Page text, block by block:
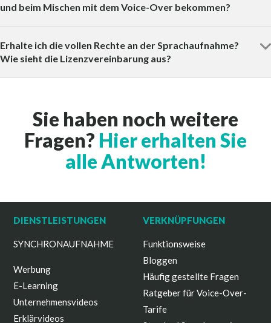
und beim Mischen mit dem Voice-Over bekommen?
Erhalte ich die vollen Rechte an der Sprachaufnahme?
Wie sieht die Lizenzvereinbarung aus?
Sie haben noch weitere
Fragen? Hier erhalten Sie
alle Antworten!
DIENSTLEISTUNGEN
SYNCHRONAUFNAHME
Werbung
E-Learning
Unternehmensvideos
Erklärvideos
VERKNÜPFUNGEN
Funktionsweise
Bloggen
Häufig gestellte Fragen
Ratgeber für Voice-Over-
Tarife